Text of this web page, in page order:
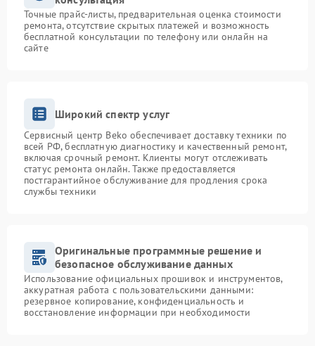
Точные прайс-листы, предварительная оценка стоимости
ремонта, отсутствие скрытых платежей и возможность
бесплатной консультации по телефону или онлайн на
сайте
Широкий спектр услуг
Сервисный центр Beko обеспечивает доставку техники по
всей РФ, бесплатную диагностику и качественный ремонт,
включая срочный ремонт. Клиенты могут отслеживать
статус ремонта онлайн. Также предоставляется
постгарантийное обслуживание для продления срока
службы техники
Оригинальные программные решение и
безопасное обслуживание данных
Использование официальных прошивок и инструментов,
аккуратная работа с пользовательскими данными:
резервное копирование, конфиденциальность и
восстановление информации при необходимости